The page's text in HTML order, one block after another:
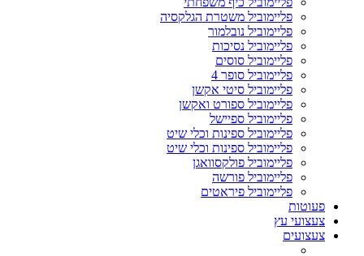
פליימוביל משטרת הגלקסיה
פליימוביל נובלמור
פליימוביל נסיכות
פליימוביל סוסים
פליימוביל סופר 4
פליימוביל סיטי אקשן
פליימוביל ספורט ואקשן
פליימוביל ספיישל
פליימוביל ספינות וכלי שיט
פליימוביל ספינות וכלי שיט
פליימוביל פולקסוואגן
פליימוביל פורשה
פליימוביל פיראטים
פעוטות
צעצועי עץ
צעצועים